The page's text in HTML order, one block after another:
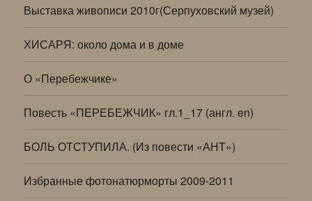
Выставка живописи 2010г(Серпуховский музей)
ХИСАРЯ: около дома и в доме
О «Перебежчике»
Повесть «ПЕРЕБЕЖЧИК» гл.1_17 (англ. en)
БОЛЬ ОТСТУПИЛА. (Из повести «АНТ»)
Избранные фотонатюрморты 2009-2011